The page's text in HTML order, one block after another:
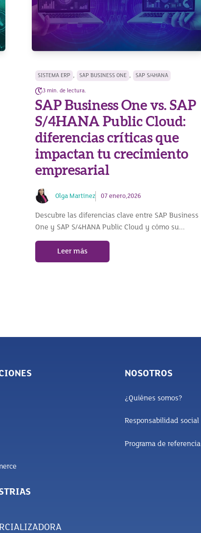
SISTEMA ERP , SAP BUSINESS ONE , SAP S/4HANA
3 min. de lectura.
SAP Business One vs. SAP
S/4HANA Public Cloud:
diferencias críticas que
impactan tu crecimiento
empresarial
Olga Martínez 07 enero,2026
Descubre las diferencias clave entre SAP Business
One y SAP S/4HANA Public Cloud y cómo su...
Leer más
NOSOTROS
¿Quiénes somos?
Responsabilidad social
Programa de referencia